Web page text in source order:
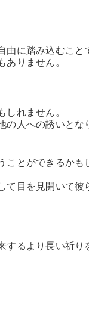
に踏み込むこと
りません。
れません。
の人への誘いとな
ことができるかも
て目を見開いて彼
するより長い祈り